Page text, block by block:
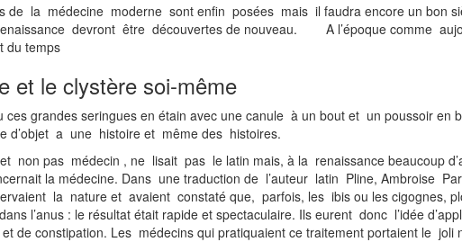
de la médecine moderne sont enfin posées mais il faudra encore un bon
devront être découvertes de nouveau. A l’époque comme
du temps
et le clystère soi-même
grandes seringues en étain avec une canule à un bout et un poussoir en
d’objet a une histoire et même des histoires.
non pas médecin , ne lisait pas le latin mais, à la renaissance beaucoup
la médecine. Dans une traduction de l’auteur latin Pline, Ambroise
la nature et avaient constaté que, parfois, les ibis ou les cigognes,
l’anus : le résultat était rapide et spectaculaire. Ils eurent donc l’idée
de constipation. Les médecins qui pratiquaient ce traitement portaient le joli